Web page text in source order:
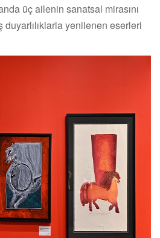
üç ailenin sanatsal mirasını
yenilenen eserleri